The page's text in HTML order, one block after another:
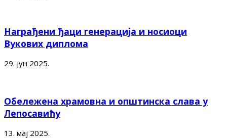
Награђени ђаци генерација и носиоци
Вукових диплома
29. јун 2025.
Обележена храмовна и општинска слава у
Лепосавићу
13. мај 2025.